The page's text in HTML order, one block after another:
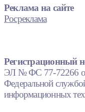
Реклама на сайте
Росреклама
Регистрационный
ЭЛ № ФС 77-72266 от
Федеральной
информационных